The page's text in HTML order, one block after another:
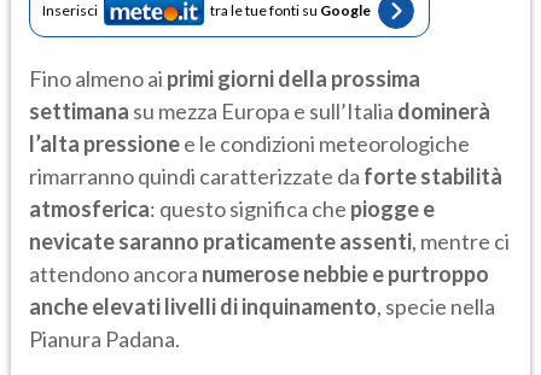
Inserisci tra le tue fonti su Google
Fino almeno ai primi giorni della prossima
settimana su mezza Europa e sull’Italia dominerà
l’alta pressionee le condizioni meteorologiche
rimarranno quindi caratterizzate da forte stabilità
atmosferica: questo significa che piogge e
nevicate saranno praticamente assenti, mentre ci
attendono ancora numerose nebbie e purtroppo
anche elevati livelli di inquinamento, specie nella
Pianura Padana.